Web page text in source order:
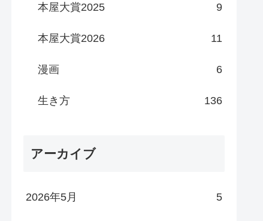
本屋大賞2025 9
本屋大賞2026 11
漫画 6
生き方 136
アーカイブ
2026年5月 5